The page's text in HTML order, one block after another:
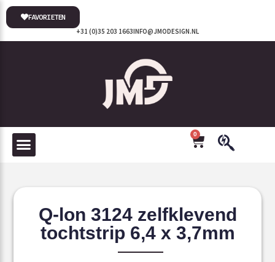
INFO@JMODESIGN.NL
+31 (0)35 203 1663
FAVORIETEN
0
Q-lon 3124 zelfklevend
tochtstrip 6,4 x 3,7mm